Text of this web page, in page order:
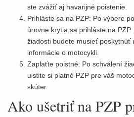
ste zvážiť aj havarijné poistenie.
Prihláste sa na PZP: Po výbere
úrovne krytia sa prihláste na
žiadosti budete musieť poskytnúť
informácie o motocykli.
Zaplaťte poistné: Po schválení
uistite si platné PZP pre váš
skúter.
Ako ušetriť na PZP